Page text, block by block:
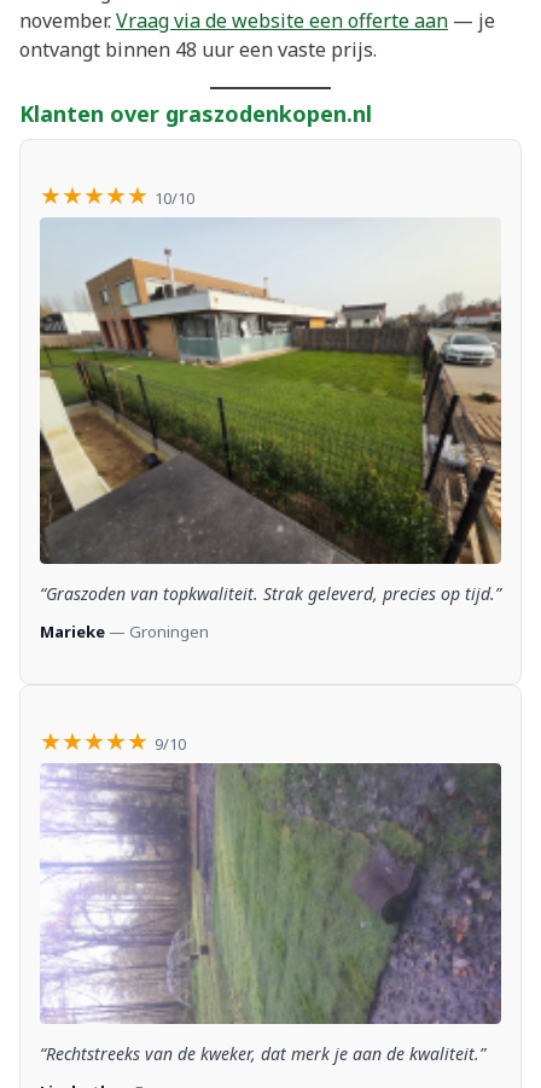
november.Vraag via de website een offerte aan — je
ontvangt binnen 48 uur een vaste prijs.
Klanten over graszodenkopen.nl
★★★★★ 10/10
“Graszoden van topkwaliteit. Strak geleverd, precies op tijd.”
Marieke — Groningen
★★★★★ 9/10
“Rechtstreeks van de kweker, dat merk je aan de kwaliteit.”